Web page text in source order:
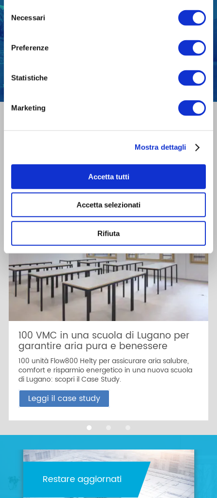
Selezione
del
consenso
Necessari
Preferenze
Statistiche
Marketing
Mostra dettagli
Accetta tutti
Accetta selezionati
Rifiuta
Stai valutando una soluzione
per spazi di comunità?
scuole e uffici: scopri le
applicazioni
100 VMC in una scuola di Lugano per
garantire aria pura e benessere
100 unità Flow800 Helty per assicurare aria salubre,
comfort e risparmio energetico in una nuova scuola
di Lugano: scopri il Case Study.
Leggi il case study
Restare aggiornati